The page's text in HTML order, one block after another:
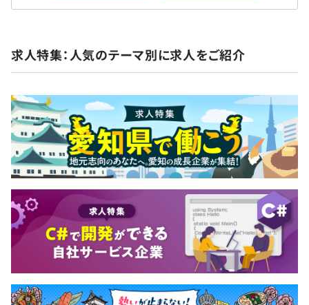
求人特集：人気のテーマ別に求人をご紹介